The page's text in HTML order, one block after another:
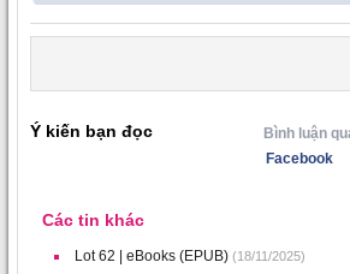
Ý kiến bạn đọc Bình luận
Facebook
Các tin khác
Lot 62 | eBooks (EPUB) (18/11/2025)